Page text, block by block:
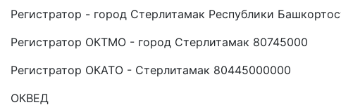
Регистратор - город Стерлитамак Республики
Регистратор ОКТМО - город Стерлитамак 80745000
Регистратор ОКАТО - Стерлитамак 80445000000
ОКВЕД